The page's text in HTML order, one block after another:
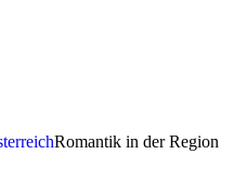
Romantik in der Region